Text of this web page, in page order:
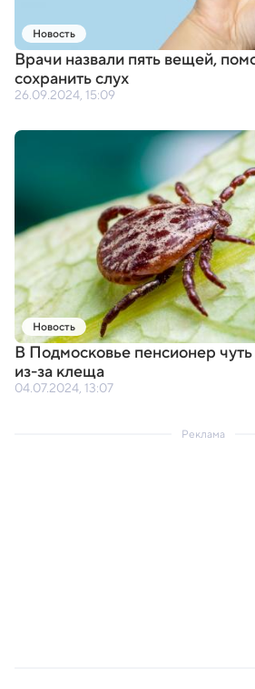
Новость
Врачи назвали пять вещей,
сохранить слух
26.09.2024, 15:09
Новость
В Подмосковье пенсионер
из-за клеща
04.07.2024, 13:07
Реклама